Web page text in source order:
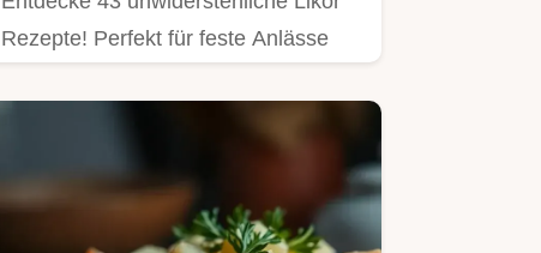
Rezepte! Perfekt für feste Anlässe